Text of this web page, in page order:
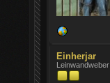
Einherjar
Leinwandweber